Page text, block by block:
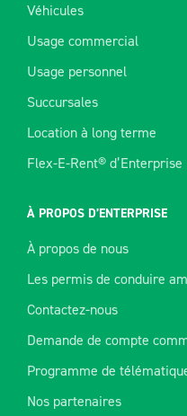
Véhicules
Usage commercial
Usage personnel
Succursales
Location à long terme
Flex-E-Rent® d’Enterprise
À PROPOS D’ENTERPRISE
À propos de nous
Les permis de conduire
Contactez-nous
Demande de compte
Programme de
Nos partenaires